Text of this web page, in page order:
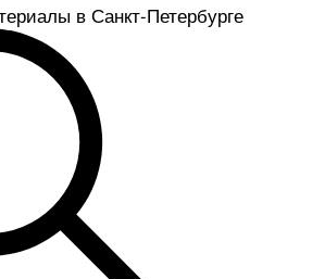
в Санкт-Петербурге